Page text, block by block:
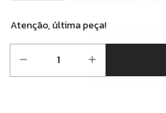
Atenção, última peça!